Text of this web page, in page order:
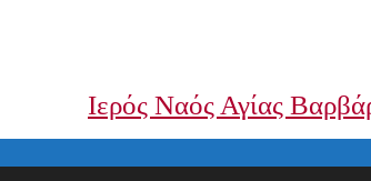
Ιερός Ναός Αγίας